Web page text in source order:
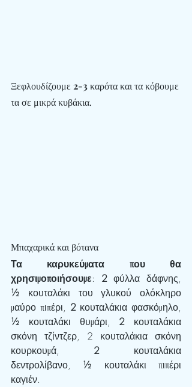
Ξεφλουδίζουμε 2-3 καρότα και τα κόβουμε
τα σε μικρά κυβάκια.
Μπαχαρικά και βότανα
Τα καρυκεύματα που θα
χρησιμοποιήσουμε: 2
½ κουταλάκι του γλυκού ολόκληρο
μαύρο πιπέρι, 2
½ κουταλάκι θυμάρι, 2 κουταλάκια
σκόνη τζίντζερ, 2 κουταλάκια σκόνη
κουρκουμά, 2 κουταλάκια
δεντρολίβανο, ½ κουταλάκι πιπέρι
καγιέν.